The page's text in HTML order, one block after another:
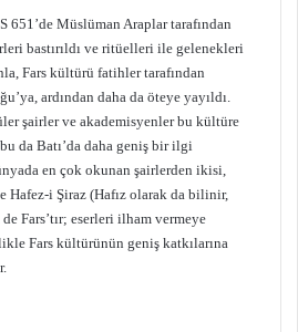
651’de Müslüman Araplar tarafından
bastırıldı ve ritüelleri ile gelenekleri
Fars kültürü fatihler tarafından
ardından daha da öteye yayıldı.
şairler ve akademisyenler bu kültüre
da Batı’da daha geniş bir ilgi
en çok okunan şairlerden ikisi,
Hafez-i Şiraz (Hafız olarak da bilinir,
Fars’tır; eserleri ilham vermeye
Fars kültürünün geniş katkılarına